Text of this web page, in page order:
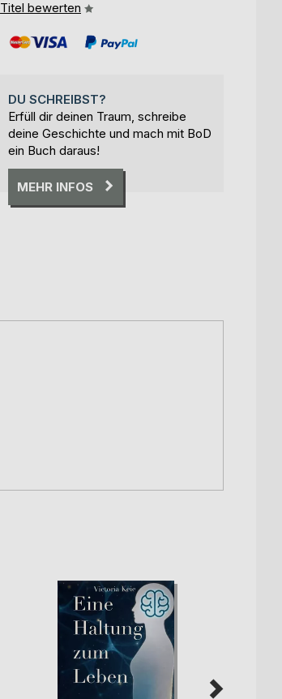
Titel bewerten
DU SCHREIBST?
Erfüll dir deinen Traum, schreibe
deine Geschichte und mach mit BoD
ein Buch daraus!
MEHR INFOS